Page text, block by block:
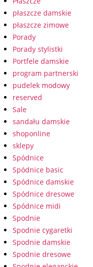
płaszcze damskie
płaszcze zimowe
Porady
Porady stylistki
Portfele damskie
program partnerski
pudelek modowy
reserved
Sale
sandału damskie
shoponline
sklepy
Spódnice
Spódnice basic
Spódnice damskie
Spódnice dresowe
Spódnice midi
Spodnie
Spodnie cygaretki
Spodnie damskie
Spodnie dresowe